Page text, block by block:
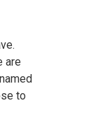
are
to